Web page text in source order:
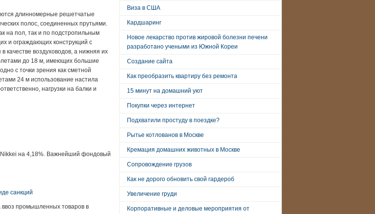
длинномерные решетчатые
полос, соединенных прутьями.
на пол, так и по подстропильным
и ограждающих конструкций с
качестве воздуховодов, а нижняя их
до 18 м, имеющих большие
с точки зрения как сметной
24 м использование настила
нагрузки на балки и
Nikkei на 4,18%. Важнейший фондовый
санкций
ввоз промышленных товаров в
Виза в США
Кардшаринг
Новое лекарство против жировой болезни печени
разработано учеными из Южной Кореи
Создание сайта
Как преобразить квартиру без ремонта
15 минут на домашний уют
Покупки через интернет
Подхватили простуду в поездке?
Рытье котлованов в Москве
Кремация домашних животных в Москве
Сопровождение грузов
Как не дорого обновить свой гардероб
Увеличение груди
Корпоративные и деловые мероприятия от